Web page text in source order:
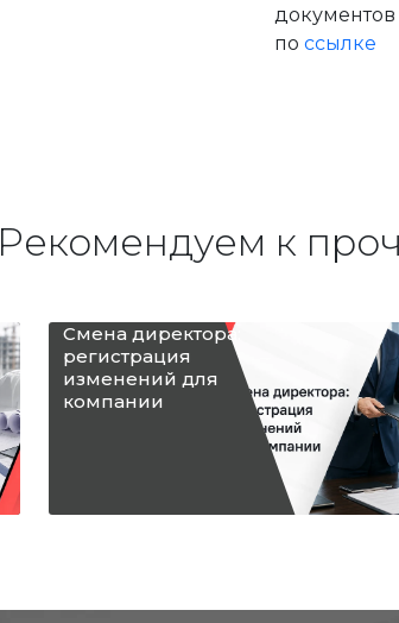
по ссылке
Рекомендуем к
Смена директора:
регистрация
изменений для
компании